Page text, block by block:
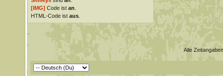
[IMG] Code ist an
HTML-Code ist aus.
Alle